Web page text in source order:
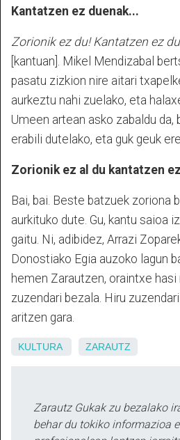
Kantatzen ez duenak...
Zorionik ez du! Kantatzen ez
[kantuan]. Mikel Mendizabal
pasatu zizkion nire aitari
aurkeztu nahi zuelako, eta
Umeen artean asko zabaldu
erabili dutelako, eta guk geuk
Zorionik ez al du kantatzen
Bai, bai. Beste batzuek zoriona
aurkituko dute. Gu, kantu saioa
gaitu. Ni, adibidez, Arrazi
Donostiako Egia auzoko lagun
hemen Zarautzen, oraintxe hasi
zuzendari bezala. Hiru
aritzen gara.
KULTURA ZARAUTZ
Zarautz Gukak zu bezalako
behar du tokiko informazioa